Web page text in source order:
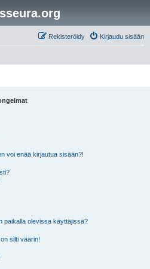
Kirjaudu sisään
Rekisteröidy
voi enää kirjautua sisään?!
paikalla olevissa käyttäjissä?
silti väärin!